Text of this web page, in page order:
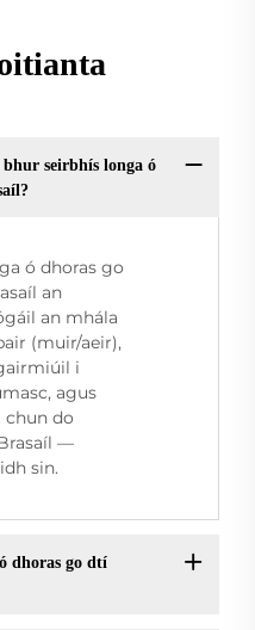
seirbhís longa ó
ó dhoras go
an
an mhála
(muir/aeir),
i
agus
chun do
—
sin.
dhoras go dtí